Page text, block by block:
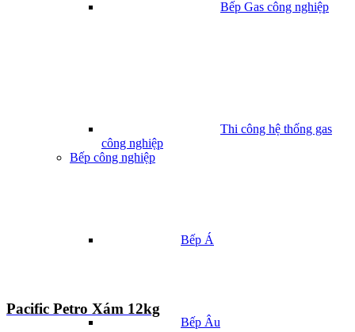
Bếp Gas công nghiệp
Thi công hệ thống gas
công nghiệp
Bếp công nghiệp
Bếp Á
Bếp Âu
Pacific Petro Xám 12kg